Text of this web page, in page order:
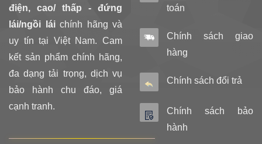
điện, cao/ thấp - đứng
lái/ngồi láichính hãng và
uy tín tại Việt Nam. Cam
kết sản phẩm chính hãng,
đa dạng tải trọng, dịch vụ
bảo hành chu đáo, giá
cạnh tranh.
toán
Chính sách giao
hàng
Chính sách đổi trả
Chính sách bảo
hành